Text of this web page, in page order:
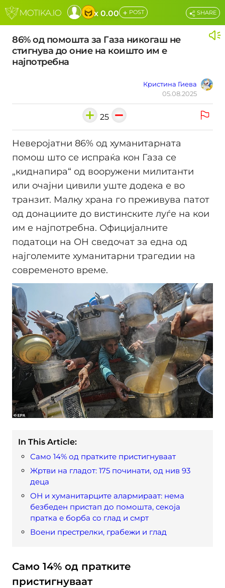
x 0.00 + POST
86% од помошта за Газа никогаш не
стигнува до оние на коишто им е
најпотребна
Кристина Гиева
05.08.2025
SHARE
25
Неверојатни 86% од хуманитарната
помош што се испраќа кон Газа се
„киднапира“ од вооружени милитанти
или очајни цивили уште додека е во
транзит. Малку храна го преживува патот
од донациите до вистинските луѓе на кои
им е најпотребна. Официјалните
податоци на ОН сведочат за една од
најголемите хуманитарни трагедии на
современото време.
In This Article:
Само 14% од пратките пристигнуваат
Жртви на гладот: 175 починати, од нив 93
деца
ОН и хуманитарците алармираат: нема
безбеден пристап до помошта, секоја
пратка е борба со глад и смрт
Воени престрелки, грабежи и глад
Само 14% од пратките
пристигнуваат